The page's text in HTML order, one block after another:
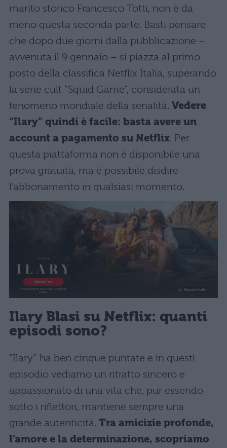
marito storico Francesco Totti, non è da
meno questa seconda parte. Basti pensare
che dopo due giorni dalla pubblicazione –
avvenuta il 9 gennaio – si piazza al primo
posto della classifica Netflix Italia, superando
la serie cult “Squid Game”, considerata un
fenomeno mondiale della serialità. Vedere
“Ilary” quindi è facile: basta avere un
account a pagamento su Netflix. Per
questa piattaforma non è disponibile una
prova gratuita, ma è possibile disdire
l’abbonamento in qualsiasi momento.
Ilary Blasi su Netflix: quanti
episodi sono?
“Ilary” ha ben cinque puntate e in questi
episodio vediamo un ritratto sincero e
appassionato di una vita che, pur essendo
sotto i riflettori, mantiene sempre una
grande autenticità. Tra amicizie profonde,
l’amore e la determinazione, scopriamo